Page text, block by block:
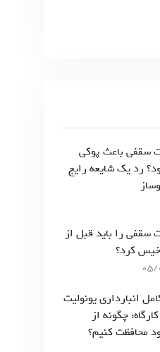
سقفی باعث پوکی
رد یک شایعه رایج
سقفی را باید قبل از
کرد؟
انبارداری یونولیت
چگونه از
محافظت کنیم؟